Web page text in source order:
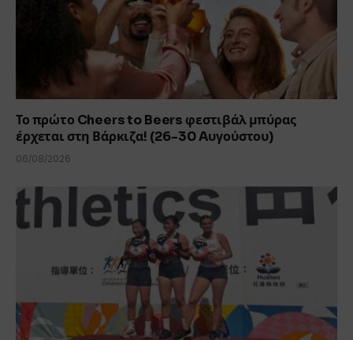
Το πρώτο Cheers to Beers φεστιβάλ μπύρας
έρχεται στη Βάρκιζα! (26-30 Aυγούστου)
06/08/2026